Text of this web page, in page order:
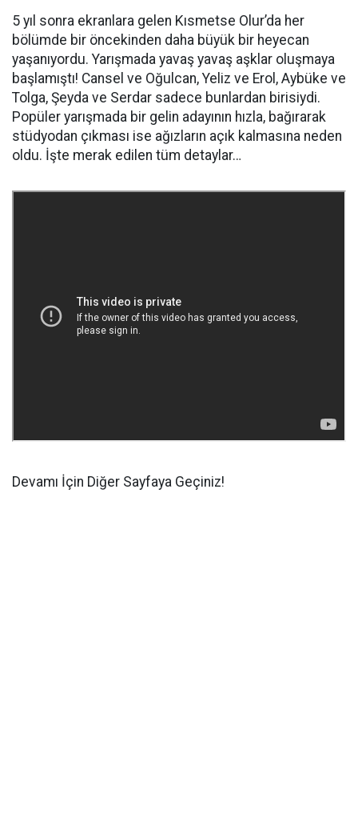
5 yıl sonra ekranlara gelen Kısmetse Olur’da her
bölümde bir öncekinden daha büyük bir heyecan
yaşanıyordu. Yarışmada yavaş yavaş aşklar oluşmaya
başlamıştı! Cansel ve Oğulcan, Yeliz ve Erol, Aybüke ve
Tolga, Şeyda ve Serdar sadece bunlardan birisiydi.
Popüler yarışmada bir gelin adayının hızla, bağırarak
stüdyodan çıkması ise ağızların açık kalmasına neden
oldu. İşte merak edilen tüm detaylar…
Devamı İçin Diğer Sayfaya Geçiniz!